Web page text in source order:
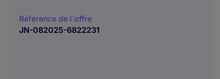
Référence de l´offre
JN-082025-6822231